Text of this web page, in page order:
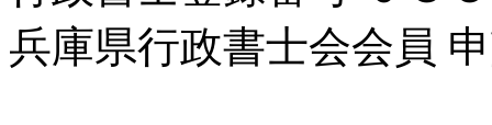
兵庫県行政書士会会員